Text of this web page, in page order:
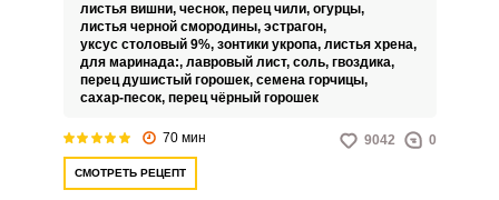
готовить, и закатка долго не
застаивается открытой.
листья вишни, чеснок, перец чили, огурцы,
листья черной смородины, эстрагон,
уксус столовый 9%, зонтики укропа, листья хрена,
для маринада:, лавровый лист, соль, гвоздика,
перец душистый горошек, семена горчицы,
сахар-песок, перец чёрный горошек
70 мин 9042 0
СМОТРЕТЬ РЕЦЕПТ